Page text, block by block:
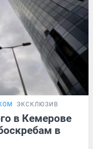
ЭКСКЛЮЗИВ
в Кемерове
в